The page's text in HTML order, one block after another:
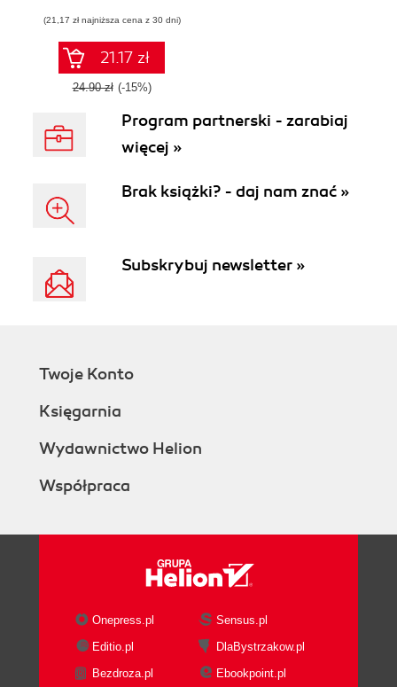
niezwykłych
(21,17 zł najniższa cena z 30 dni)
21.17 zł
24.90 zł (-15%)
Program partnerski - zarabiaj
więcej »
Brak książki? - daj nam znać »
Subskrybuj newsletter »
Twoje Konto
Księgarnia
Wydawnictwo Helion
Współpraca
Onepress.pl
Sensus.pl
Editio.pl
DlaBystrzakow.pl
Bezdroza.pl
Ebookpoint.pl